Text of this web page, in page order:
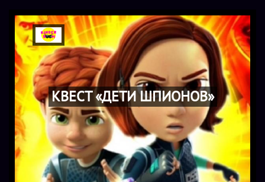
КВЕСТ «ДЕТИ ШПИОНОВ»